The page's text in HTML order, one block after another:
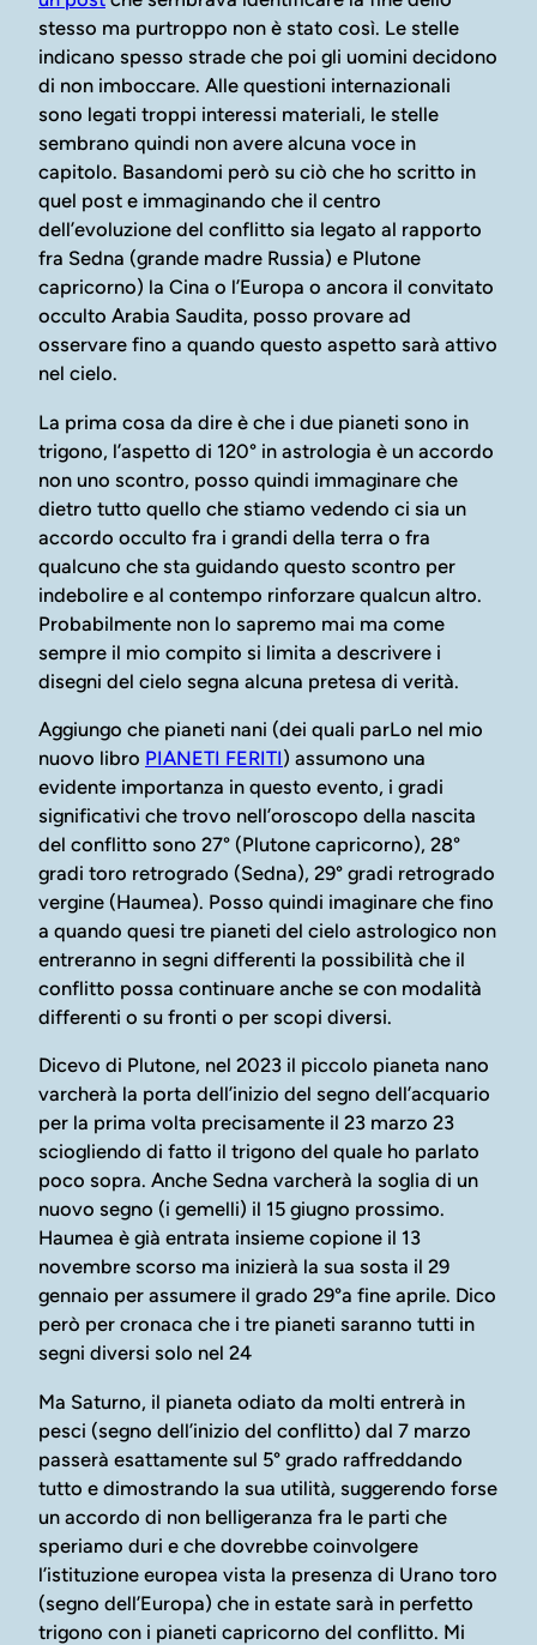
stesso ma purtroppo non è stato così. Le stelle
indicano spesso strade che poi gli uomini decidono
di non imboccare. Alle questioni internazionali
sono legati troppi interessi materiali, le stelle
sembrano quindi non avere alcuna voce in
capitolo. Basandomi però su ciò che ho scritto in
quel post e immaginando che il centro
dell’evoluzione del conflitto sia legato al rapporto
fra Sedna (grande madre Russia) e Plutone
capricorno) la Cina o l’Europa o ancora il convitato
occulto Arabia Saudita, posso provare ad
osservare fino a quando questo aspetto sarà attivo
nel cielo.
La prima cosa da dire è che i due pianeti sono in
trigono, l’aspetto di 120° in astrologia è un accordo
non uno scontro, posso quindi immaginare che
dietro tutto quello che stiamo vedendo ci sia un
accordo occulto fra i grandi della terra o fra
qualcuno che sta guidando questo scontro per
indebolire e al contempo rinforzare qualcun altro.
Probabilmente non lo sapremo mai ma come
sempre il mio compito si limita a descrivere i
disegni del cielo segna alcuna pretesa di verità.
Aggiungo che pianeti nani (dei quali parLo nel mio
nuovo libro PIANETI FERITI) assumono una
evidente importanza in questo evento, i gradi
significativi che trovo nell’oroscopo della nascita
del conflitto sono 27° (Plutone capricorno), 28°
gradi toro retrogrado (Sedna), 29° gradi retrogrado
vergine (Haumea). Posso quindi imaginare che fino
a quando quesi tre pianeti del cielo astrologico non
entreranno in segni differenti la possibilità che il
conflitto possa continuare anche se con modalità
differenti o su fronti o per scopi diversi.
Dicevo di Plutone, nel 2023 il piccolo pianeta nano
varcherà la porta dell’inizio del segno dell’acquario
per la prima volta precisamente il 23 marzo 23
sciogliendo di fatto il trigono del quale ho parlato
poco sopra. Anche Sedna varcherà la soglia di un
nuovo segno (i gemelli) il 15 giugno prossimo.
Haumea è già entrata insieme copione il 13
novembre scorso ma inizierà la sua sosta il 29
gennaio per assumere il grado 29°a fine aprile. Dico
però per cronaca che i tre pianeti saranno tutti in
segni diversi solo nel 24
Ma Saturno, il pianeta odiato da molti entrerà in
pesci (segno dell’inizio del conflitto) dal 7 marzo
passerà esattamente sul 5° grado raffreddando
tutto e dimostrando la sua utilità, suggerendo forse
un accordo di non belligeranza fra le parti che
speriamo duri e che dovrebbe coinvolgere
l’istituzione europea vista la presenza di Urano toro
(segno dell’Europa) che in estate sarà in perfetto
trigono con i pianeti capricorno del conflitto. Mi